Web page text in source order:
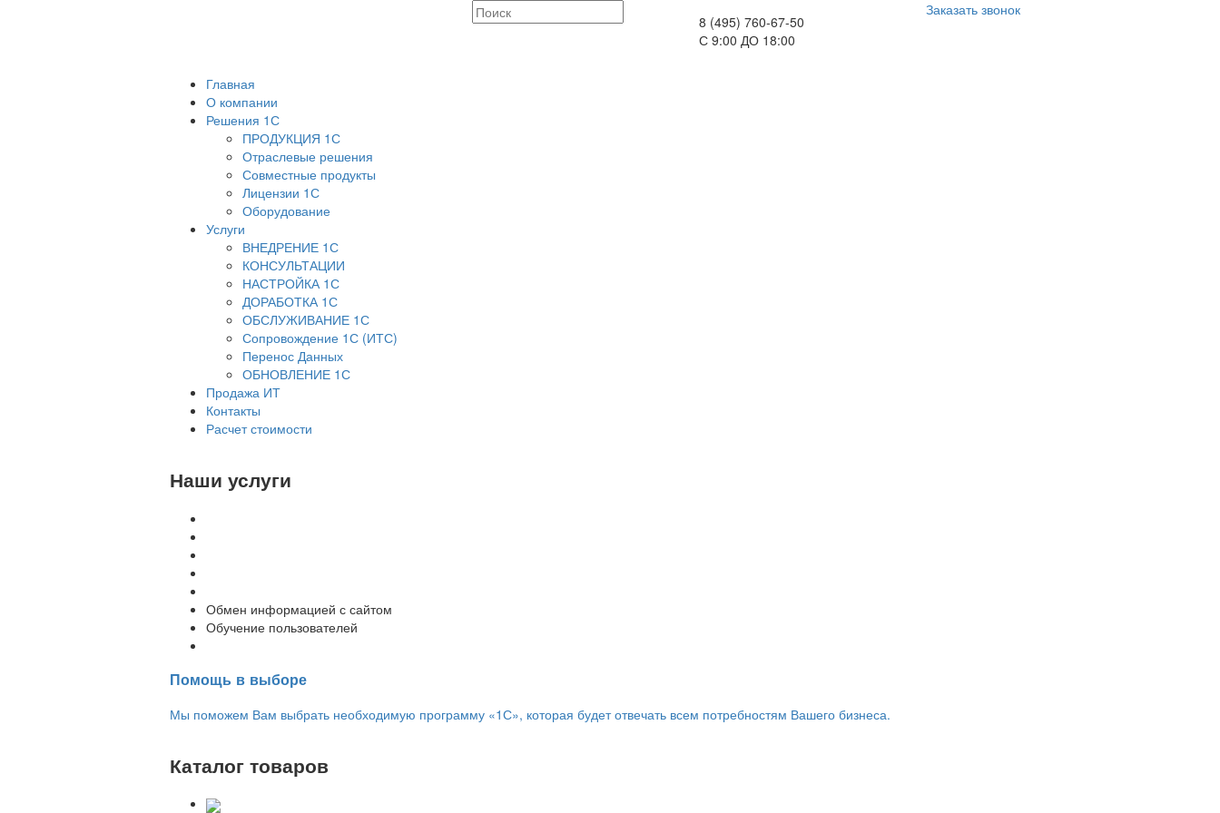
8 (495) 760-67-50
С 9:00 ДО 18:00
Заказать звонок
Главная
О компании
Решения 1С
ПРОДУКЦИЯ 1С
Отраслевые решения
Совместные продукты
Лицензии 1С
Оборудование
Услуги
ВНЕДРЕНИЕ 1С
КОНСУЛЬТАЦИИ
НАСТРОЙКА 1С
ДОРАБОТКА 1С
ОБСЛУЖИВАНИЕ 1С
Сопровождение 1С (ИТС)
Перенос Данных
ОБНОВЛЕНИЕ 1С
Продажа ИТ
Контакты
Расчет стоимости
Наши услуги
Обмен информацией с сайтом
Обучение пользователей
Помощь в выборе
Мы поможем Вам выбрать необходимую программу «1С», которая будет отвечать всем потребностям Вашего бизнеса.
Каталог товаров